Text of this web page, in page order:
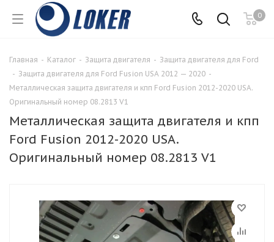
0
Главная - Каталог - Защита двигателя - Защита двигателя для Ford
- Защита двигателя для Ford Fusion USA 2012 — 2020 -
Металлическая защита двигателя и кпп Ford Fusion 2012-2020 USA.
Оригинальный номер 08.2813 V1
Металлическая защита двигателя и кпп
Ford Fusion 2012-2020 USA.
Оригинальный номер 08.2813 V1